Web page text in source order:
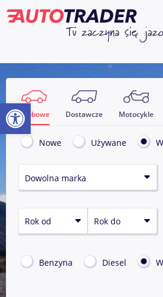
Osobowe Dostawcze Motocykle
Nowe Używane
benzyna diesel
Otwórz pasek narzędzi